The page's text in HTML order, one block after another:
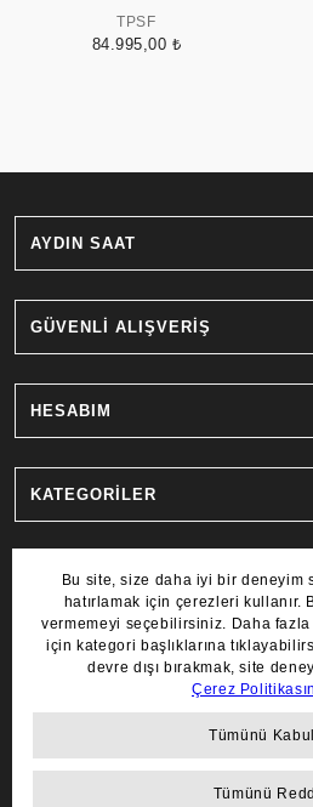
TPSF
84.995,00 ₺
AYDIN SAAT
GÜVENLİ ALIŞVERİŞ
HESABIM
KATEGORİLER
MARKALAR